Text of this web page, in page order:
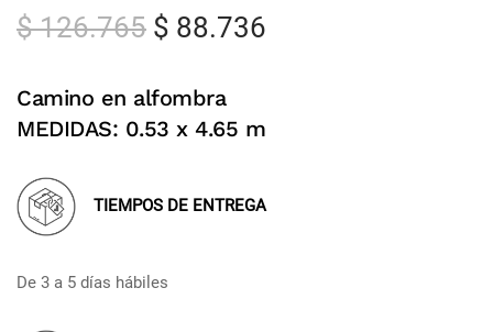
$126.765 $ 88.736
Camino en alfombra
MEDIDAS: 0.53 x 4.65 m
TIEMPOS DE ENTREGA
De 3 a 5 días hábiles